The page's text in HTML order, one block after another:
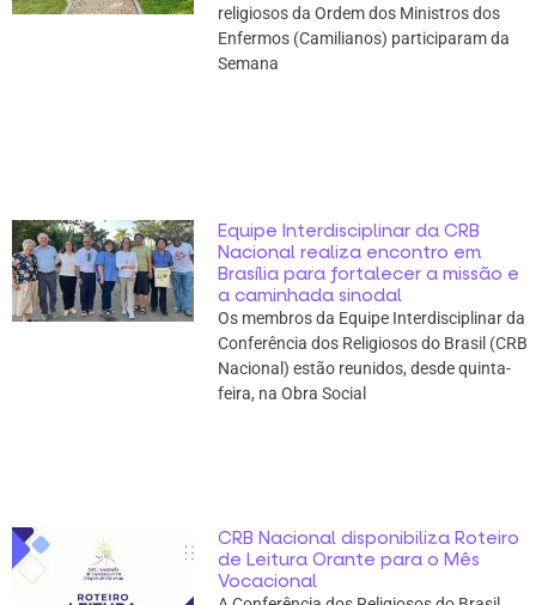
religiosos da Ordem dos Ministros dos
Enfermos (Camilianos) participaram da
Semana
Equipe Interdisciplinar da CRB
Nacional realiza encontro em
Brasília para fortalecer a missão e
a caminhada sinodal
Os membros da Equipe Interdisciplinar da
Conferência dos Religiosos do Brasil (CRB
Nacional) estão reunidos, desde quinta-
feira, na Obra Social
CRB Nacional disponibiliza Roteiro
de Leitura Orante para o Mês
Vocacional